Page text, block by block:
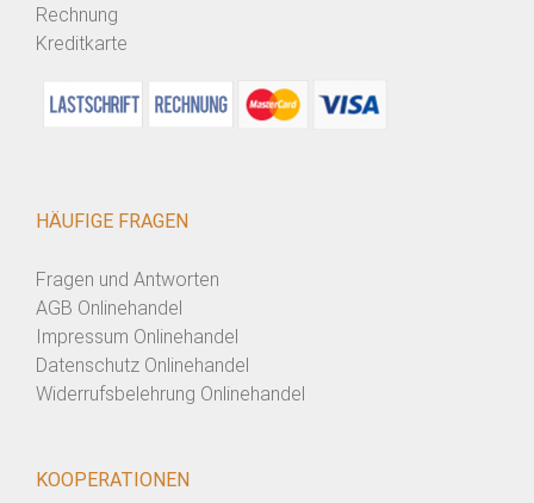
Rechnung
Kreditkarte
HÄUFIGE FRAGEN
Fragen und Antworten
AGB Onlinehandel
Impressum Onlinehandel
Datenschutz Onlinehandel
Widerrufsbelehrung Onlinehandel
KOOPERATIONEN